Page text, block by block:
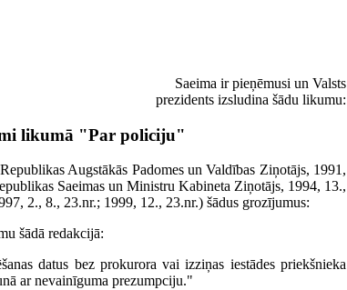
Saeima ir pieņēmusi un Valsts
prezidents izsludina šādu likumu:
likumā "Par policiju"
Augstākās Padomes un Valdības Ziņotājs, 1991,
Saeimas un Ministru Kabineta Ziņotājs, 1994, 13.,
2., 8., 23.nr.; 1999, 12., 23.nr.) šādus grozījumus:
šādā redakcijā:
datus bez prokurora vai izziņas iestādes priekšnieka
ar nevainīguma prezumpciju."